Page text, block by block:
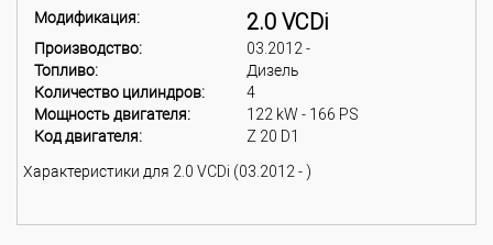
Модификация: 2.0 VCDi
Производство:
03.2012 -
Топливо:
Дизель
Количество цилиндров:
4
Мощность двигателя:
122 kW - 166 PS
Код двигателя:
Z 20 D1
Характеристики для 2.0 VCDi (03.2012 - )